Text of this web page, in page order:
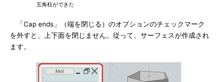
五角柱ができた
「Cap ends」（端を閉じる）のオプションのチェックマーク
を外すと、上下面を閉じません。従って、サーフェスが作成され
ます。